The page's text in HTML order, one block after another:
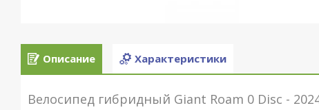
Описание Характеристики
Велосипед гибридный Giant Roam 0 Disc -